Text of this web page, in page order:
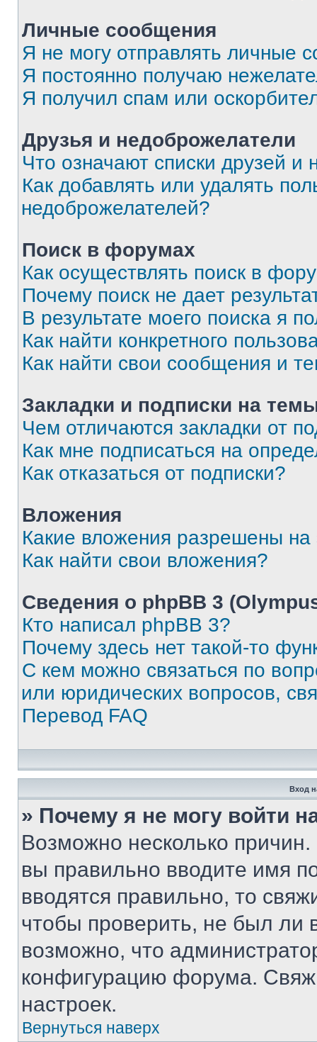
Личные сообщения
Я не могу отправлять личные
Я постоянно получаю
Я получил спам или
Друзья и недоброжелатели
Что означают списки друзей и
Как добавлять или удалять
недоброжелателей?
Поиск в форумах
Как осуществлять поиск в
Почему поиск не дает
В результате моего поиска я
Как найти конкретного
Как найти свои сообщения и
Закладки и подписки на
Чем отличаются закладки от
Как мне подписаться на
Как отказаться от подписки?
Вложения
Какие вложения разрешены
Как найти свои вложения?
Сведения о phpBB 3
Кто написал phpBB 3?
Почему здесь нет такой-то
С кем можно связаться по
или юридических вопросов,
Перевод FAQ
Вход
» Почему я не могу войти
Возможно несколько
вы правильно вводите имя
вводятся правильно, то
чтобы проверить, не был ли
возможно, что
конфигурацию форума.
настроек.
Вернуться наверх